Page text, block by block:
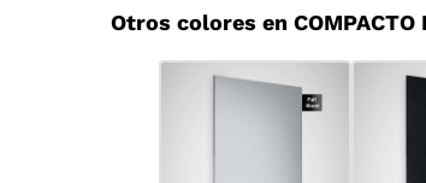
Otros colores en COMPACTO